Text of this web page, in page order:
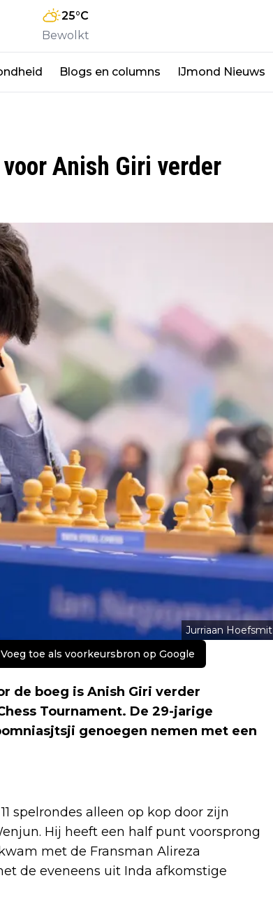
25°C
Bewolkt
Blogs en columns IJmond Nieuws
Anish Giri verder
Jurriaan Hoefsmit
Voeg toe als voorkeursbron op Google
de boeg is Anish Giri verder
Tournament. De 29-jarige
genoegen nemen met een
spelrondes alleen op kop door zijn
Hij heeft een half punt voorsprong
met de Fransman Alireza
de eveneens uit Inda afkomstige